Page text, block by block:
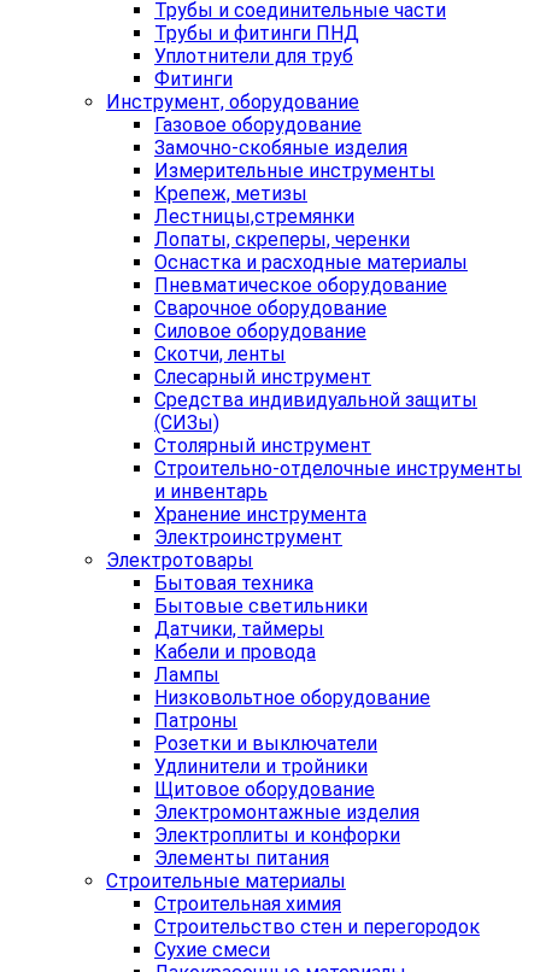
Трубы и соединительные части
Трубы и фитинги ПНД
Уплотнители для труб
Фитинги
Инструмент, оборудование
Газовое оборудование
Замочно-скобяные изделия
Измерительные инструменты
Крепеж, метизы
Лестницы,стремянки
Лопаты, скреперы, черенки
Оснастка и расходные материалы
Пневматическое оборудование
Сварочное оборудование
Силовое оборудование
Скотчи, ленты
Слесарный инструмент
Средства индивидуальной защиты
(СИЗы)
Столярный инструмент
Строительно-отделочные инструменты
и инвентарь
Хранение инструмента
Электроинструмент
Электротовары
Бытовая техника
Бытовые светильники
Датчики, таймеры
Кабели и провода
Лампы
Низковольтное оборудование
Патроны
Розетки и выключатели
Удлинители и тройники
Щитовое оборудование
Электромонтажные изделия
Электроплиты и конфорки
Элементы питания
Строительные материалы
Строительная химия
Строительство стен и перегородок
Сухие смеси